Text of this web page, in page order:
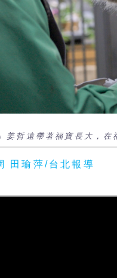
姜哲遠帶著福寶長大，
田瑜萍/台北報導